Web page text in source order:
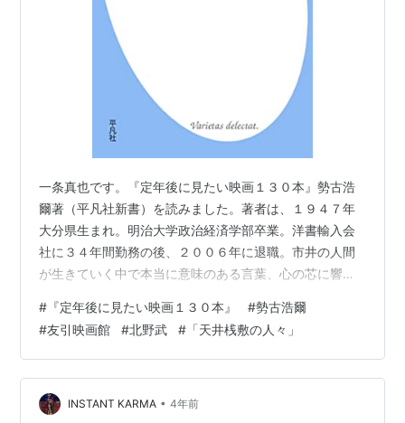
一条真也です。『定年後に見たい映画１３０本』勢古浩
爾著（平凡社新書）を読みました。著者は、１９４７年
大分県生まれ。明治大学政治経済学部卒業。洋書輸入会
社に３４年間勤務の後、２００６年に退職。市井の人間
が生きていく中で本当に意味のある言葉、心の芯に響く
７回 毎日二十一世紀賞受賞。著書にブログ『それでも読
書はやめられない』で紹介した本の他、『定年後のリア
ル』（草思社文庫）、『わたしを認めよ！』（洋泉社新
書ｙ）、『ひとりぼっちの辞典』（清流出版）、『会社
員の父から息子へ』（ちくま新書）、『最後の吉本隆
# 『定年後に見たい映画１３０本』 #勢古浩爾
#友引映画館 #北野武 # 「天井桟敷の人々」
INSTANT KARMA • 4年前